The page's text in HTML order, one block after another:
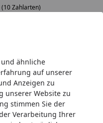
und ähnliche
auf unserer
Anzeigen zu
unserer Website zu
stimmen Sie der
Verarbeitung Ihrer
(10 Zahlarten)
& Motorrad